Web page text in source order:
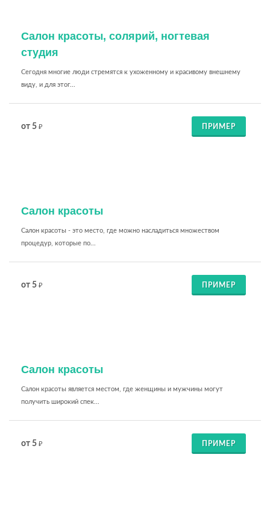
Салон красоты, солярий, ногтевая
студия
Сегодня многие люди стремятся к ухоженному и красивому внешнему
виду, и для этог...
от 5 ₽ ПРИМЕР
Салон красоты
Салон красоты - это место, где можно насладиться множеством
процедур, которые по...
от 5 ₽ ПРИМЕР
Салон красоты
Салон красоты является местом, где женщины и мужчины могут
получить широкий спек...
от 5 ₽ ПРИМЕР